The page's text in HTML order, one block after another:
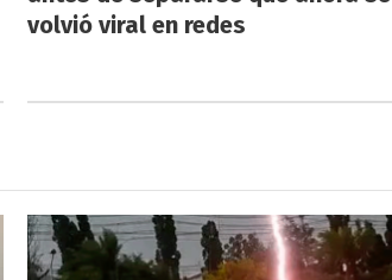
volvió viral en redes